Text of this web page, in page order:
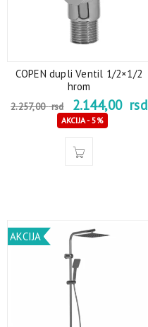
COPEN dupli Ventil 1/2×1/2
hrom
2.257,00rsd 2.144,00 rsd
AKCIJA - 5%
AKCIJA